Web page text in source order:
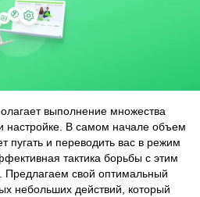
выполнение множества
настройке. В самом начале объем
пугать и переводить вас в режим
тактика борьбы с этим
Предлагаем свой оптимальный
небольших действий, который